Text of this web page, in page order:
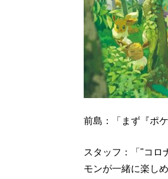
前島：「まず『ポ
スタッフ：「"コロ
モンが一緒に楽し